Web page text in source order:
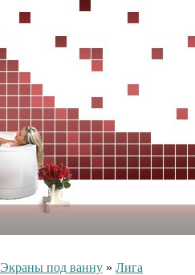
Экраны под ванну » Лига